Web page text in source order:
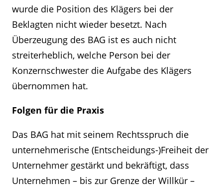
wurde die Position des Klägers bei der
Beklagten nicht wieder besetzt. Nach
Überzeugung des BAG ist es auch nicht
streiterheblich, welche Person bei der
Konzernschwester die Aufgabe des Klägers
übernommen hat.
Folgen für die Praxis
Das BAG hat mit seinem Rechtsspruch die
unternehmerische (Entscheidungs-)Freiheit der
Unternehmer gestärkt und bekräftigt, dass
Unternehmen – bis zur Grenze der Willkür –